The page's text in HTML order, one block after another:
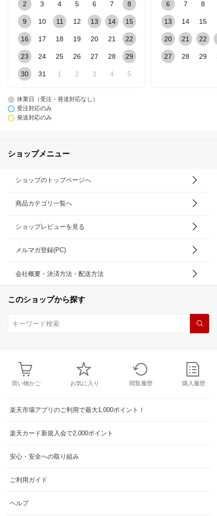
2 3 4 5 6 7 8
9 10 11 12 13 14 15
16 17 18 19 20 21 22
23 24 25 26 27 28 29
30 31 1 2 3 4 5
6 7 8
13 14 15
20 21 22
27 28 29
休業日（受注・発送対応なし）
受注対応のみ
発送対応のみ
ショップメニュー
ショップのトップページへ
商品カテゴリ一覧へ
ショップレビューを見る
メルマガ登録(PC)
会社概要・決済方法・配送方法
このショップから探す
買い物かご お気に入り 閲覧履歴 購入履歴
楽天市場アプリのご利用で最大1,000ポイント！
楽天カード新規入会で2,000ポイント
安心・安全への取り組み
ご利用ガイド
ヘルプ